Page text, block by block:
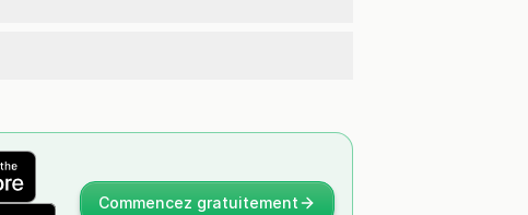
Commencez gratuitement